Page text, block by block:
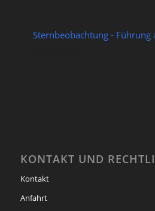
Sternbeobachtung -
KONTAKT UND
Kontakt
Anfahrt